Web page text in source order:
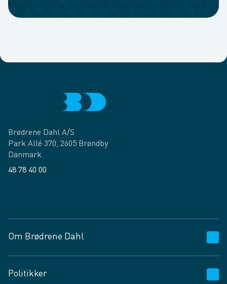
Brødrene Dahl A/S
Park Allé 370, 2605 Brøndby
Danmark
48 78 40 00
Om Brødrene Dahl
Vagttelefon 30 10 89 89
Politikker